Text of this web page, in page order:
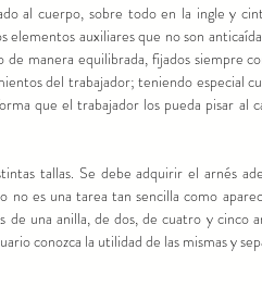
al cuerpo, sobre todo en la ingle y
elementos auxiliares que no son
de manera equilibrada, fijados siempre
del trabajador; teniendo especial
que el trabajador los pueda pisar
tallas. Se debe adquirir el arnés
no es una tarea tan sencilla como
de una anilla, de dos, de cuatro y cinco
conozca la utilidad de las mismas y